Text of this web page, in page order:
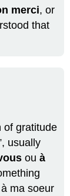
merci, or
that
of gratitude
usually
ouà
ma soeur